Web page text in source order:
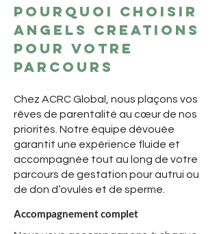
Pourquoi choisir
Angels Creations
pour votre
parcours
Chez ACRC Global, nous plaçons vos
rêves de parentalité au cœur de nos
priorités. Notre équipe dévouée
garantit une expérience fluide et
accompagnée tout au long de votre
parcours de gestation pour autrui ou
de don d’ovules et de sperme.
Accompagnement complet